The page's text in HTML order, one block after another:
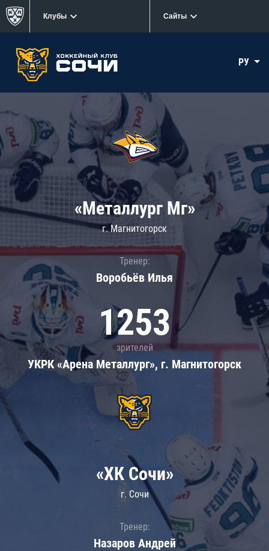
Клубы Сайты
РУ
«Металлург Мг»
г. Магнитогорск
Тренер:
Воробьёв Илья
1253
зрителей
УКРК «Арена Металлург», г. Магнитогорск
«ХК Сочи»
г. Сочи
Тренер:
Назаров Андрей